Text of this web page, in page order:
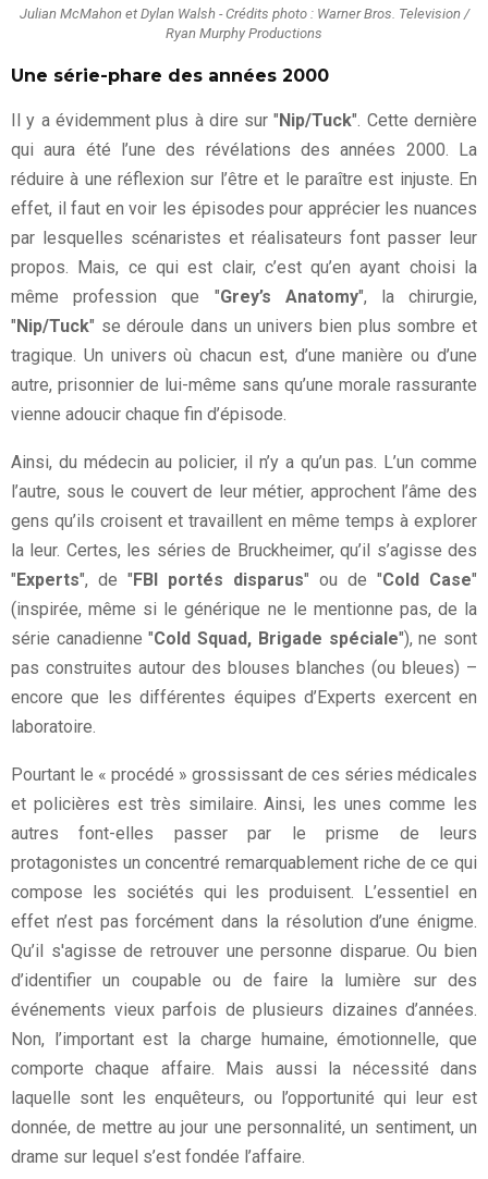
Julian McMahon et Dylan Walsh - Crédits photo : Warner Bros. Television /
Ryan Murphy Productions
Une série-phare des années 2000
Il y a évidemment plus à dire sur "Nip/Tuck". Cette dernière
qui aura été l’une des révélations des années 2000. La
réduire à une réflexion sur l’être et le paraître est injuste. En
effet, il faut en voir les épisodes pour apprécier les nuances
par lesquelles scénaristes et réalisateurs font passer leur
propos. Mais, ce qui est clair, c’est qu’en ayant choisi la
même profession que "Grey’s Anatomy", la chirurgie,
"Nip/Tuck" se déroule dans un univers bien plus sombre et
tragique. Un univers où chacun est, d’une manière ou d’une
autre, prisonnier de lui-même sans qu’une morale rassurante
vienne adoucir chaque fin d’épisode.
Ainsi, du médecin au policier, il n’y a qu’un pas. L’un comme
l’autre, sous le couvert de leur métier, approchent l’âme des
gens qu’ils croisent et travaillent en même temps à explorer
la leur. Certes, les séries de Bruckheimer, qu’il s’agisse des
"Experts", de "FBI portés disparus" ou de "Cold Case"
(inspirée, même si le générique ne le mentionne pas, de la
série canadienne "Cold Squad, Brigade spéciale"), ne sont
pas construites autour des blouses blanches (ou bleues) –
encore que les différentes équipes d’Experts exercent en
laboratoire.
Pourtant le « procédé » grossissant de ces séries médicales
et policières est très similaire. Ainsi, les unes comme les
autres font-elles passer par le prisme de leurs
protagonistes un concentré remarquablement riche de ce qui
compose les sociétés qui les produisent. L’essentiel en
effet n’est pas forcément dans la résolution d’une énigme.
Qu’il s'agisse de retrouver une personne disparue. Ou bien
d’identifier un coupable ou de faire la lumière sur des
événements vieux parfois de plusieurs dizaines d’années.
Non, l’important est la charge humaine, émotionnelle, que
comporte chaque affaire. Mais aussi la nécessité dans
laquelle sont les enquêteurs, ou l’opportunité qui leur est
donnée, de mettre au jour une personnalité, un sentiment, un
drame sur lequel s’est fondée l’affaire.